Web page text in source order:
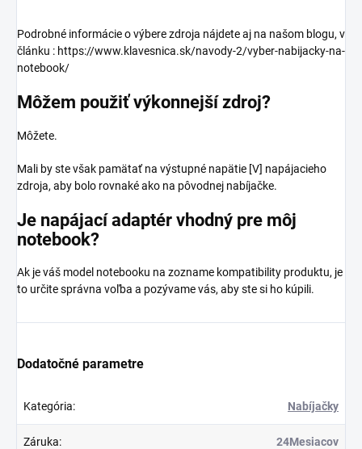
Podrobné informácie o výbere zdroja nájdete aj na našom blogu, v
článku : https://www.klavesnica.sk/navody-2/vyber-nabijacky-na-
notebook/
Môžem použiť výkonnejší zdroj?
Môžete.
Mali by ste však pamätať na výstupné napätie [V] napájacieho
zdroja, aby bolo rovnaké ako na pôvodnej nabíjačke.
Je napájací adaptér vhodný pre môj
notebook?
Ak je váš model notebooku na zozname kompatibility produktu, je
to určite správna voľba a pozývame vás, aby ste si ho kúpili.
Dodatočné parametre
Kategória: Nabíjačky
Záruka: 24Mesiacov